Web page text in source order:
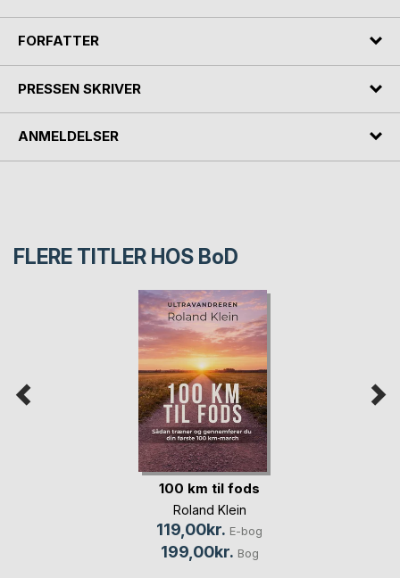
FORFATTER
PRESSEN SKRIVER
ANMELDELSER
FLERE TITLER HOS BoD
100 km til fods
Roland Klein
119,00kr. E-bog
199,00kr. Bog